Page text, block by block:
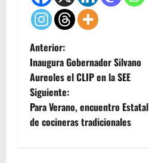
N
a
v
e
Anterior:
Inaugura Gobernador Silvano
Aureoles el CLIP en la SEE
Siguiente:
Para Verano, encuentro Estatal
de cocineras tradicionales